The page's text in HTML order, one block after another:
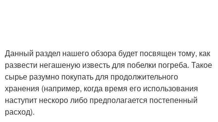
Данный раздел нашего обзора будет посвящен тому, как
развести негашеную известь для побелки погреба. Такое
сырье разумно покупать для продолжительного
хранения (например, когда время его использования
наступит нескоро либо предполагается постепенный
расход).